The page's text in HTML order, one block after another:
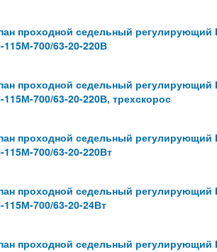
проходной седельный
700/63-20-220В
проходной седельный
700/63-20-220В, трехскорос
проходной седельный
700/63-20-220Вт
проходной седельный
700/63-20-24Вт
проходной седельный регулирующий